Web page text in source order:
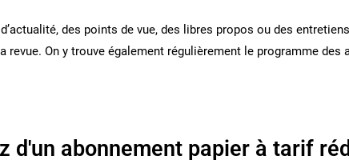
des points de vue, des libres propos ou des
On y trouve également régulièrement le programme des
d'un abonnement papier à tarif